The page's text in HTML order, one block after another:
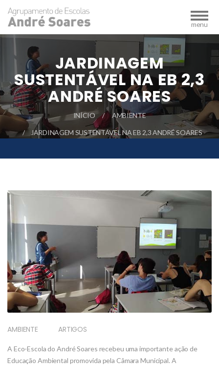
JARDINAGEM
SUSTENTÁVEL NA EB 2,3
ANDRÉ SOARES
INÍCIO AMBIENTE
JARDINAGEM SUSTENTÁVEL NA EB 2,3 ANDRÉ SOARES
AMBIENTE ARTIGOS
A Eco-Escola do André Soares recebeu uma importante ação de
Educação Ambiental promovida pela Câmara Municipal. A